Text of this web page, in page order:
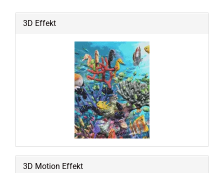
3D Effekt
3D Motion Effekt